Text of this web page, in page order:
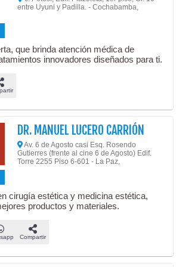
entre Uyuni y Padilla. - Cochabamba,
que brinda atención médica de
innovadores diseñados para ti.
DR. MANUEL LUCERO CARRIÓN
Av. 6 de Agosto casi Esq. Rosendo
Gutierres (frente al cine 6 de Agosto) Edif.
Torre 2255 Piso 6-601 - La Paz,
cirugía estética y medicina estética,
productos y materiales.
Compartir